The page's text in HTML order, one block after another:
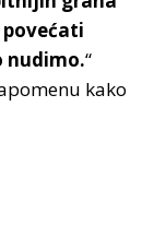
povećati
nudimo.“
kako